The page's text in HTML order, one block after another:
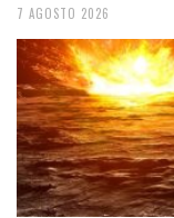
7 AGOSTO 2026